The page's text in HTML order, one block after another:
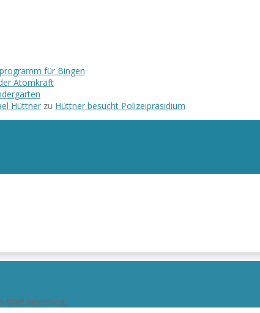
für Bingen
Atomkraft
Hüttner zu Hüttner besucht Polizeipräsidium
start searching...